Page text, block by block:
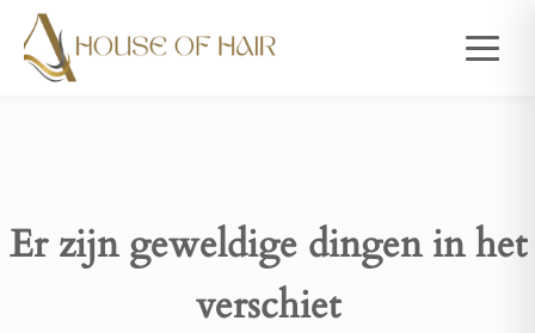
Er zijn geweldige dingen in het
verschiet